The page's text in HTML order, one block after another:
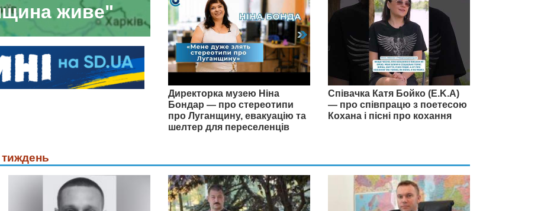
Директорка музею Ніна
Бондар — про стереотипи
про Луганщину, евакуацію та
шелтер для переселенців
Співачка Катя Бойко (E.K.A)
— про співпрацю з поетесою
Кохана і пісні про кохання
живе"